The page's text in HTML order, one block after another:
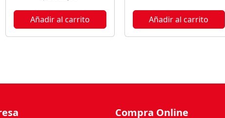
Añadir al carrito Añadir al carrito
Compra Online